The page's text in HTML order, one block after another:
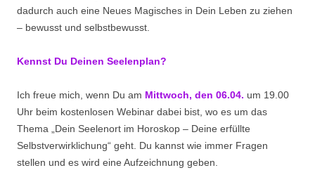
dadurch auch eine Neues Magisches in Dein Leben zu ziehen
– bewusst und selbstbewusst.
Kennst Du Deinen Seelenplan?
Ich freue mich, wenn Du am Mittwoch, den 06.04. um 19.00
Uhr beim kostenlosen Webinar dabei bist, wo es um das
Thema „Dein Seelenort im Horoskop – Deine erfüllte
Selbstverwirklichung“ geht. Du kannst wie immer Fragen
stellen und es wird eine Aufzeichnung geben.